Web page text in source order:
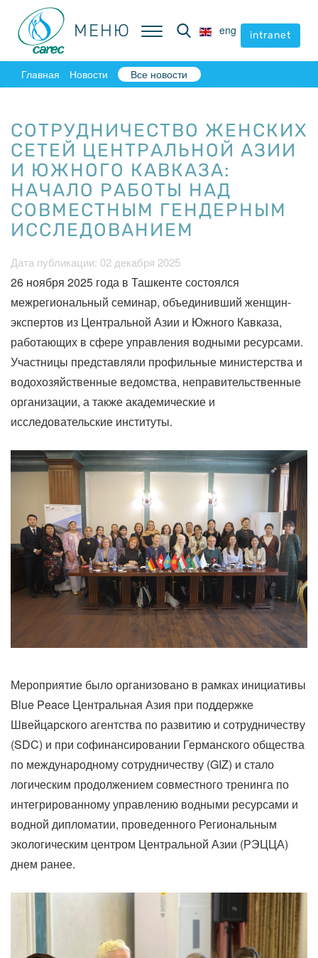
МЕНЮ eng intranet
МЕНЮ eng intranet
Главная Новости Все новости
СОТРУДНИЧЕСТВО ЖЕНСКИХ
СЕТЕЙ ЦЕНТРАЛЬНОЙ АЗИИ
И ЮЖНОГО КАВКАЗА:
НАЧАЛО РАБОТЫ НАД
СОВМЕСТНЫМ ГЕНДЕРНЫМ
ИССЛЕДОВАНИЕМ
Дата публикации: 02 декабря 2025
26 ноября 2025 года в Ташкенте состоялся
межрегиональный семинар, объединивший женщин-
экспертов из Центральной Азии и Южного Кавказа,
работающих в сфере управления водными ресурсами.
Участницы представляли профильные министерства и
водохозяйственные ведомства, неправительственные
организации, а также академические и
исследовательские институты.
Мероприятие было организовано в рамках инициативы
Blue Peace Центральная Азия при поддержке
Швейцарского агентства по развитию и сотрудничеству
(SDC) и при софинансировании Германского общества
по международному сотрудничеству (GIZ) и стало
логическим продолжением совместного тренинга по
интегрированному управлению водными ресурсами и
водной дипломатии, проведенного Региональным
экологическим центром Центральной Азии (РЭЦЦА)
днем ранее.